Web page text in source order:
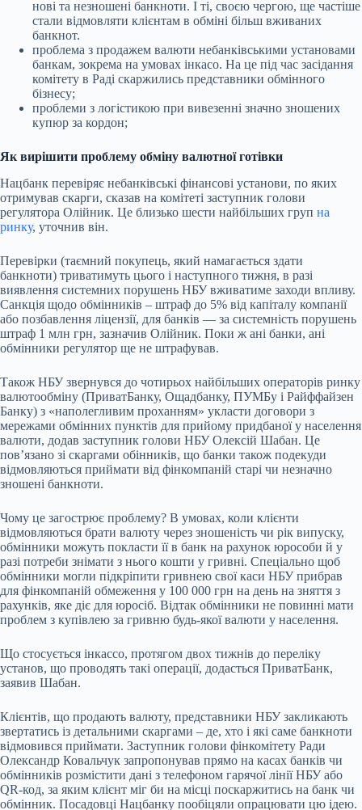
нові та незношені банкноти. І ті, своєю чергою, ще частіше
стали відмовляти клієнтам в обміні більш вживаних
банкнот.
проблема з продажем валюти небанківськими установами
банкам, зокрема на умовах інкасо. На це під час засідання
комітету в Раді скаржились представники обмінного
бізнесу;
проблеми з логістикою при вивезенні значно зношених
купюр за кордон;
Як вирішити проблему обміну валютної готівки
Нацбанк перевіряє небанківські фінансові установи, по яких
отримував скарги, сказав на комітеті заступник голови
регулятора Олійник. Це близько шести найбільших груп на
ринку, уточнив він.
Перевірки (таємний покупець, який намагається здати
банкноти) триватимуть цього і наступного тижня, в разі
виявлення системних порушень НБУ вживатиме заходи впливу.
Санкція щодо обмінників – штраф до 5% від капіталу компанії
або позбавлення ліцензії, для банків — за системність порушень
штраф 1 млн грн, зазначив Олійник. Поки ж ані банки, ані
обмінники регулятор ще не штрафував.
Також НБУ звернувся до чотирьох найбільших операторів ринку
валютообміну (ПриватБанку, Ощадбанку, ПУМБу і Райффайзен
Банку) з «наполегливим проханням» укласти договори з
мережами обмінних пунктів для прийому придбаної у населення
валюти, додав заступник голови НБУ Олексій Шабан. Це
повʼязано зі скаргами обінників, що банки також подекуди
відмовляються приймати від фінкомпаній старі чи незначно
зношені банкноти.
Чому це загострює проблему? В умовах, коли клієнти
відмовляються брати валюту через зношеність чи рік випуску,
обмінники можуть покласти її в банк на рахунок юрособи й у
разі потреби знімати з нього кошти у гривні. Спеціально щоб
обмінники могли підкріпити гривнею свої каси НБУ прибрав
для фінкомпаній обмеження у 100 000 грн на день на зняття з
рахунків, яке діє для юросіб. Відтак обмінники не повинні мати
проблем з купівлею за гривню будь-якої валюти у населення.
Що стосується інкассо, протягом двох тижнів до переліку
установ, що проводять такі операції, додасться ПриватБанк,
заявив Шабан.
Клієнтів, що продають валюту, представники НБУ закликають
звертатись із детальними скаргами – де, хто і які саме банкноти
відмовився приймати. Заступник голови фінкомітету Ради
Олександр Ковальчук запропонував прямо на касах банків чи
обмінників розмістити дані з телефоном гарячої лінії НБУ або
QR-код, за яким клієнт міг би на місці поскаржитись на банк чи
обмінник. Посадовці Нацбанку пообіцяли опрацювати цю ідею.